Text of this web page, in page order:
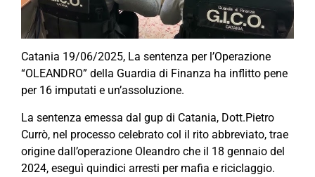
Catania 19/06/2025, La sentenza per l’Operazione
“OLEANDRO” della Guardia di Finanza ha inflitto pene
per 16 imputati e un’assoluzione.
La sentenza emessa dal gup di Catania, Dott.Pietro
Currò, nel processo celebrato col il rito abbreviato, trae
origine dall’operazione Oleandro che il 18 gennaio del
2024, eseguì quindici arresti per mafia e riciclaggio.